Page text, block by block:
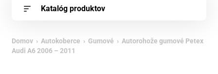
Katalóg produktov
Domov › Autokoberce › Gumové › Autorohože gumové Petex
Audi A6 2006 – 2011